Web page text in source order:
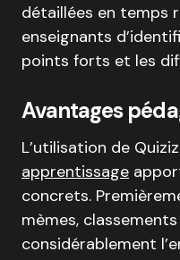
détaillées en temps
enseignants
points forts et les
Avantages
L’utilisation de
apprentissage
concrets.
mèmes,
considérablement